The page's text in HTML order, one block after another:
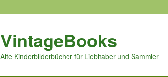
VintageBooks
Alte Kinderbilderbücher für Liebhaber und Sammler